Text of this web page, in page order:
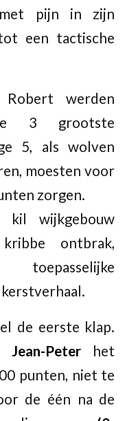
pijn in zijn
een tactische
werden
3 grootste
5, als wolven
moesten voor
zorgen.
kil wijkgebouw
ontbrak,
de eerste klap.
Jean-Peterhet
punten, niet te
de één na de